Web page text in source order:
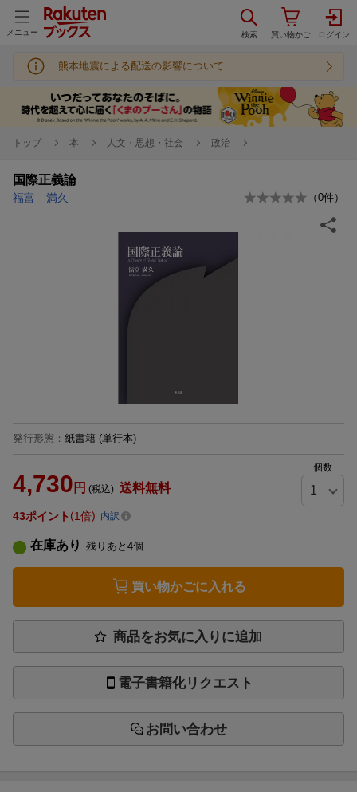
メニュー
熊本地震による配送の影響について
トップ 本 人文・思想・社会 政治
国際正義論
福富 満久 （0件）
発行形態 ： 紙書籍 (単行本)
4,730 円 (税込) 送料無料
個数
43ポイント 1倍 内訳
在庫あり 残りあと 4個
買い物かごに入れる
商品をお気に入りに追加
電子書籍化リクエスト
お問い合わせ